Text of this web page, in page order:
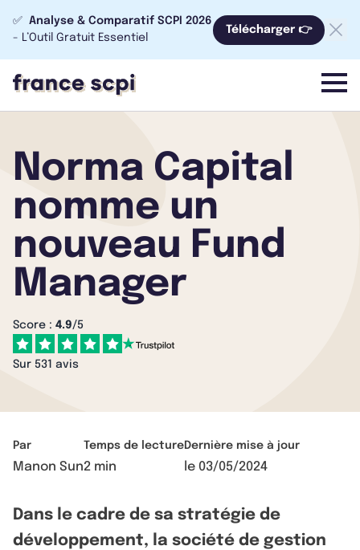
✅ Analyse & Comparatif SCPI 2026
- L’Outil Gratuit Essentiel
Télécharger 👉
menu
Norma Capital
nomme un
nouveau Fund
Manager
Score : 4.9/5
Sur 531 avis
Par
Manon Sun
Temps de lecture
2 min
Dernière mise à jour
le 03/05/2024
Dans le cadre de sa stratégie de
développement, la société de gestion